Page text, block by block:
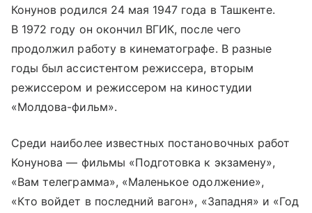
Конунов родился 24 мая 1947 года в Ташкенте.
В 1972 году он окончил ВГИК, после чего
продолжил работу в кинематографе. В разные
годы был ассистентом режиссера, вторым
режиссером и режиссером на киностудии
«Молдова-фильм».
Среди наиболее известных постановочных работ
Конунова — фильмы «Подготовка к экзамену»,
«Вам телеграмма», «Маленькое одолжение»,
«Кто войдет в последний вагон», «Западня» и «Год